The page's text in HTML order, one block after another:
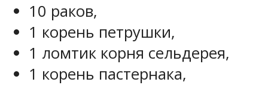
10 раков,
1 корень петрушки,
1 ломтик корня сельдерея,
1 корень пастернака,